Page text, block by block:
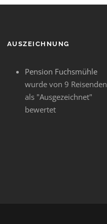
AUSZEICHNUNG
Pension Fuchsmühle
wurde von 9 Reisenden
als "Ausgezeichnet"
bewertet